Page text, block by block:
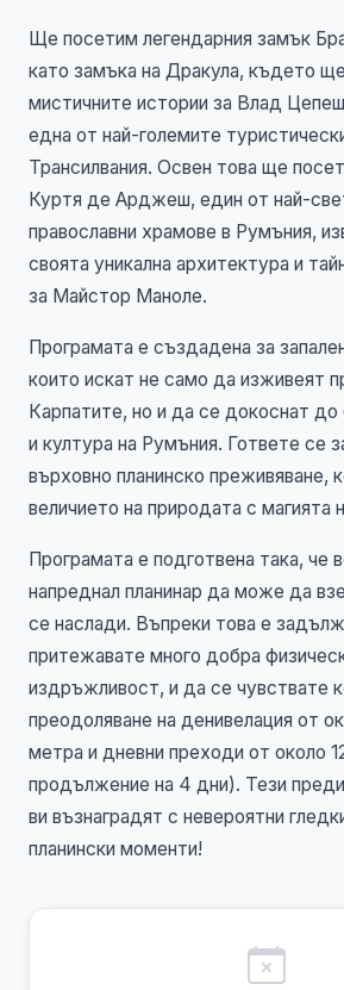
Ще посетим легендарния замък
като замъка на Дракула, където
мистичните истории за Влад
една от най-големите
Трансилвания. Освен това ще
Куртя де Арджеш, един от най-
православни храмове в Румъния,
своята уникална архитектура и
за Майстор Маноле.
Програмата е създадена за
които искат не само да изживеят
Карпатите, но и да се докоснат до
и култура на Румъния. Гответе се
върховно планинско преживяване,
величието на природата с магията
Програмата е подготвена така, че
напреднал планинар да може да
се наслади. Въпреки това е
притежавате много добра
издръжливост, и да се чувствате
преодоляване на денивелация от
метра и дневни преходи от около
продължение на 4 дни). Тези
ви възнаградят с невероятни
планински моменти!